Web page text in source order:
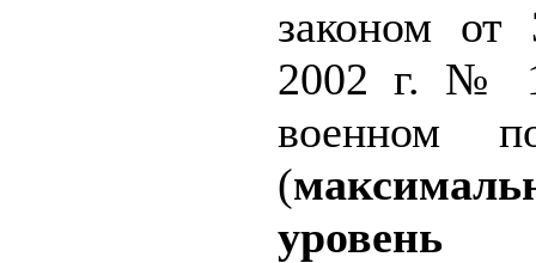
законом от
2002 г. №
военном
(
уровень